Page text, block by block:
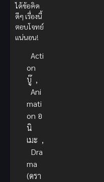
ได้ข้อคิด
ดีๆ เรื่องนี้
ตอบโจทย์
แน่นอน!
Acti
on
บู๊ ,
Ani
mati
on อ
นิ
เมะ ,
Dra
ma
(ดรา